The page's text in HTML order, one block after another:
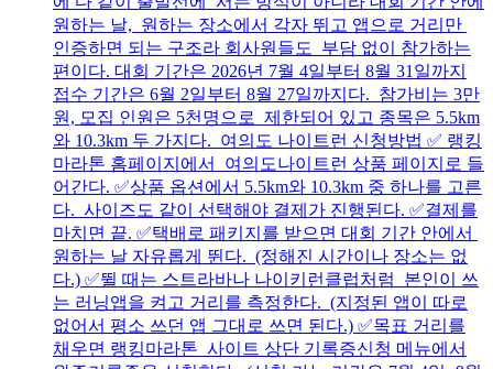
원하는 날, 원하는 장소에서 각자 뛰고 앱으로 거리만
인증하면 되는 구조라 회사원들도 부담 없이 참가하는
편이다. 대회 기간은 2026년 7월 4일부터 8월 31일까지
접수 기간은 6월 2일부터 8월 27일까지다. 참가비는 3만
원, 모집 인원은 5천명으로 제한되어 있고 종목은 5.5km
와 10.3km 두 가지다. 여의도 나이트런 신청방법 ✅ 랭킹
마라톤 홈페이지에서 여의도나이트런 상품 페이지로 들
어간다. ✅상품 옵션에서 5.5km와 10.3km 중 하나를 고른
다. 사이즈도 같이 선택해야 결제가 진행된다. ✅결제를
마치면 끝. ✅택배로 패키지를 받으면 대회 기간 안에서
원하는 날 자유롭게 뛴다. (정해진 시간이나 장소는 없
다.) ✅뛸 때는 스트라바나 나이키런클럽처럼 본인이 쓰
는 러닝앱을 켜고 거리를 측정한다. (지정된 앱이 따로
없어서 평소 쓰던 앱 그대로 쓰면 된다.) ✅목표 거리를
채우면 랭킹마라톤 사이트 상단 기록증신청 메뉴에서